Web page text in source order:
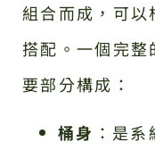
組合而成，可以
搭配。一個完
要部分構成：
桶身 ：是